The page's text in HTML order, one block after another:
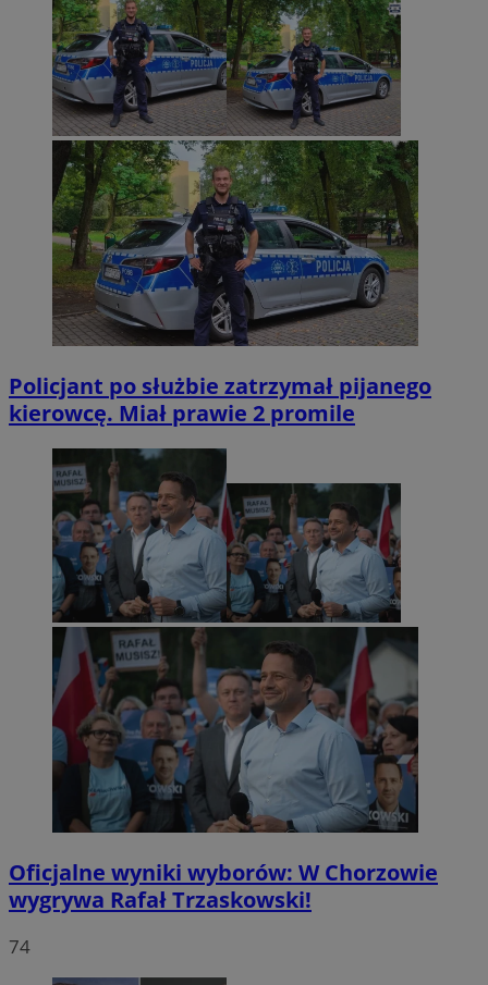
Policjant po służbie zatrzymał pijanego
kierowcę. Miał prawie 2 promile
Oficjalne wyniki wyborów: W Chorzowie
wygrywa Rafał Trzaskowski!
74